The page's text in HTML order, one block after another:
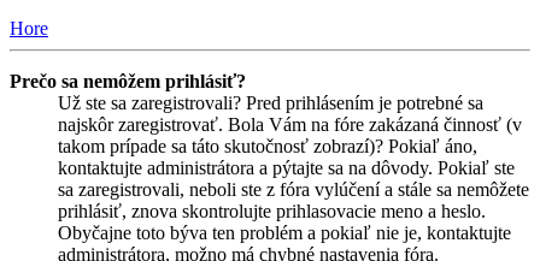
Hore
Prečo sa nemôžem prihlásiť?
Už ste sa zaregistrovali? Pred prihlásením je potrebné sa
najskôr zaregistrovať. Bola Vám na fóre zakázaná činnosť (v
takom prípade sa táto skutočnosť zobrazí)? Pokiaľ áno,
kontaktujte administrátora a pýtajte sa na dôvody. Pokiaľ ste
sa zaregistrovali, neboli ste z fóra vylúčení a stále sa nemôžete
prihlásiť, znova skontrolujte prihlasovacie meno a heslo.
Obyčajne toto býva ten problém a pokiaľ nie je, kontaktujte
administrátora, možno má chybné nastavenia fóra.